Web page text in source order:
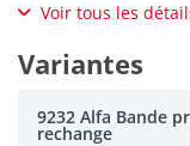
Voir tous les
Variantes
9232 Alfa Bande
rechange